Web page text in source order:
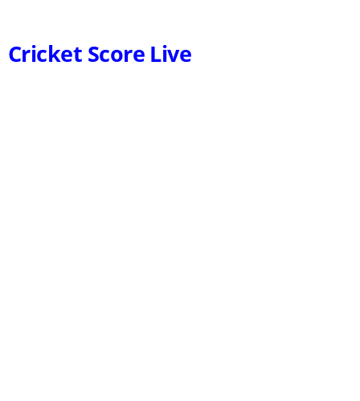
Cricket Score Live